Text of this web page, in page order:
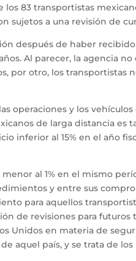
83 transportistas
sujetos a una revisión de
después de haber
Al parecer, la agencia
por otro, los
operaciones y los
de larga distancia es
inferior al 15% en el año
al 1% en el mismo
y entre sus
para aquellos
de revisiones para futuros
Unidos en materia de
aquel país, y se trata de